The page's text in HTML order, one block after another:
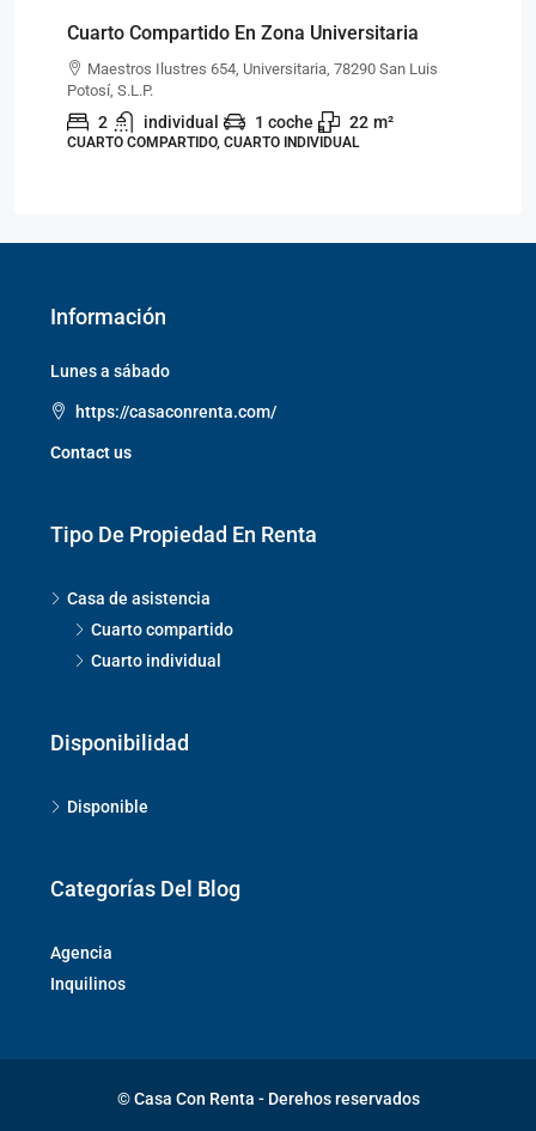
Cuarto Compartido En Zona Universitaria
Maestros Ilustres 654, Universitaria, 78290 San Luis
Potosí, S.L.P.
2 individual 1 coche 22 m²
CUARTO COMPARTIDO, CUARTO INDIVIDUAL
Información
Lunes a sábado
https://casaconrenta.com/
Contact us
Tipo De Propiedad En Renta
Casa de asistencia
Cuarto compartido
Cuarto individual
Disponibilidad
Disponible
Categorías Del Blog
Agencia
Inquilinos
© Casa Con Renta - Derehos reservados